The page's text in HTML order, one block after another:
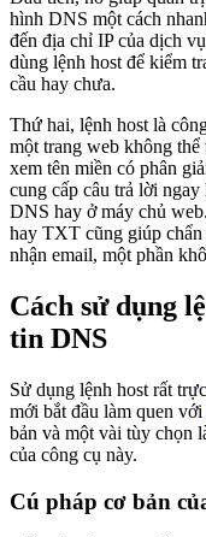
hình DNS một cách
đến địa chỉ IP của dịch
dùng lệnh host để kiểm
cầu hay chưa.
Thứ hai, lệnh host là
một trang web không
xem tên miền có phân
cung cấp câu trả lời
DNS hay ở máy chủ
hay TXT cũng giúp chẩn
nhận email, một phần
Cách sử dụng
tin DNS
Sử dụng lệnh host rất
mới bắt đầu làm quen với
bản và một vài tùy chọn
của công cụ này.
Cú pháp cơ bản